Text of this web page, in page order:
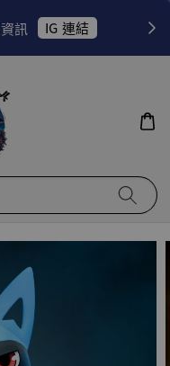
訊 IG 連結